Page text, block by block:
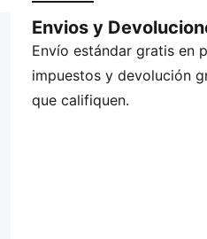
PUMA X-Ray. Sus
angulares, en adición a
plantilla SOFTFOAM+,
es tan fuerte y dinámico
Envios y
Envío estándar gratis en
impuestos y devolución
que califiquen.